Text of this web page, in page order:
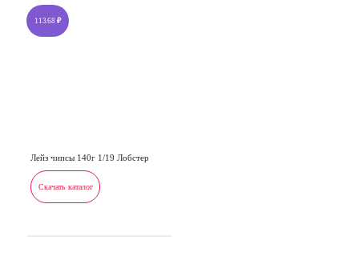
113.68 ₽
Лейз чипсы 140г 1/19 Лобстер
Скачать каталог